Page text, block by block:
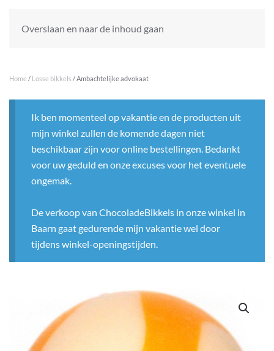
Overslaan en naar de inhoud gaan
Home / Losse bikkels / Ambachtelijke advokaat
Ik ben momenteel op vakantie en de producten uit
mijn winkel zullen de komende dagen niet
beschikbaar zijn voor online bestellingen. Bedankt
voor uw geduld en onze excuses voor het eventuele
ongemak.
De verkoop van ChocoladeBikkels in onze winkel in
Baarn gaat gedurende mijn vakantie wel door
tijdens winkel-openingstijden.